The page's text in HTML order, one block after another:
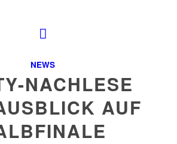
NEWS
NACHLESE
AUF